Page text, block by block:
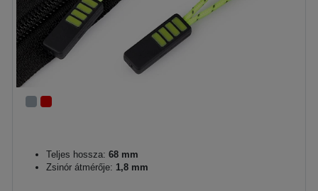
Teljes hossza: 68 mm
Zsinór átmérője: 1,8 mm